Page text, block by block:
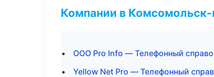
Компании в
ООО Pro Info — Телефонный
Yellow Net Pro — Телефонный